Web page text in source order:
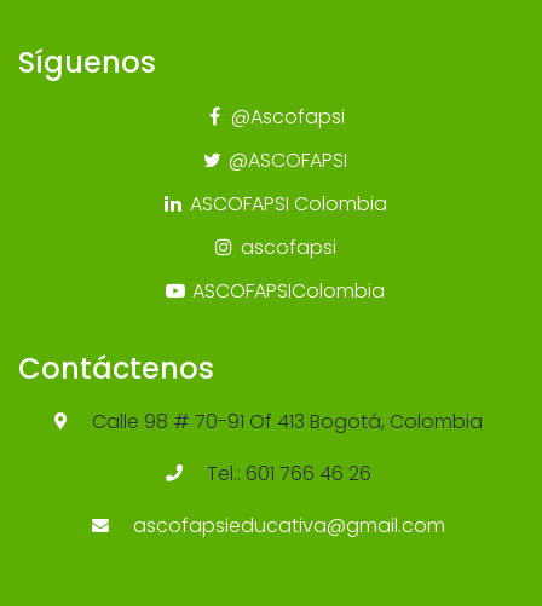
Síguenos
@Ascofapsi
@ASCOFAPSI
ASCOFAPSI Colombia
ascofapsi
ASCOFAPSIColombia
Contáctenos
Calle 98 # 70-91 Of 413 Bogotá, Colombia
Tel.: 601 766 46 26
ascofapsieducativa@gmail.com